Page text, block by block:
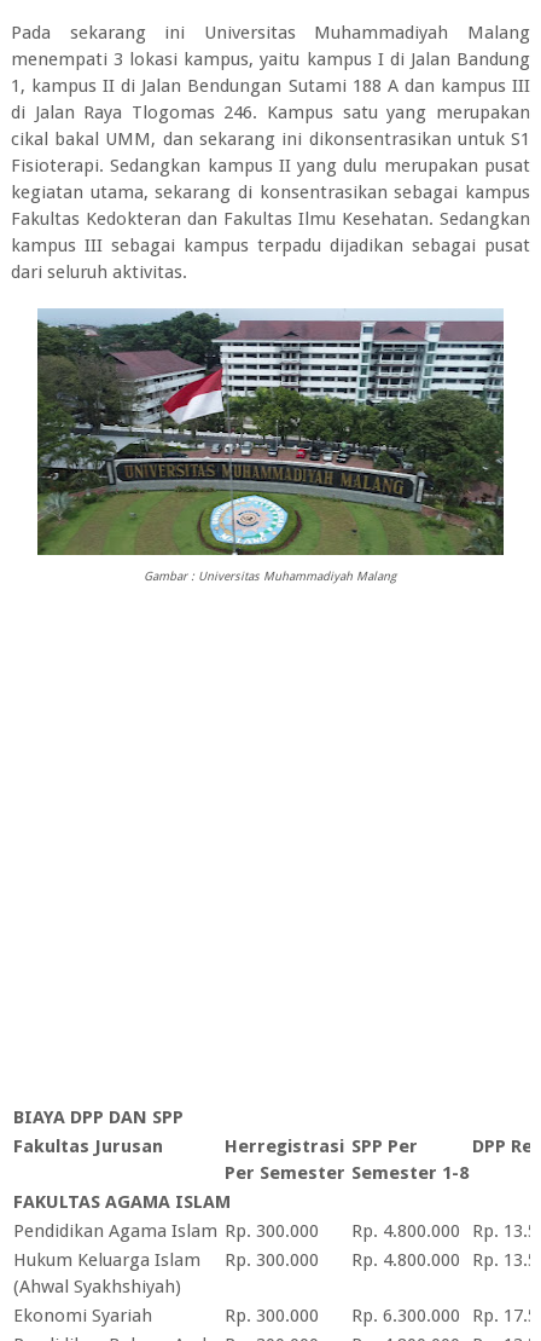
Pada sekarang ini Universitas Muhammadiyah Malang
menempati 3 lokasi kampus, yaitu kampus I di Jalan Bandung
1, kampus II di Jalan Bendungan Sutami 188 A dan kampus III
di Jalan Raya Tlogomas 246. Kampus satu yang merupakan
cikal bakal UMM, dan sekarang ini dikonsentrasikan untuk S1
Fisioterapi. Sedangkan kampus II yang dulu merupakan pusat
kegiatan utama, sekarang di konsentrasikan sebagai kampus
Fakultas Kedokteran dan Fakultas Ilmu Kesehatan. Sedangkan
kampus III sebagai kampus terpadu dijadikan sebagai pusat
dari seluruh aktivitas.
Gambar : Universitas Muhammadiyah Malang
BIAYA DPP DAN SPP
Fakultas Jurusan
Herregistrasi
Per Semester
SPP Per
Semester 1-8
DPP
FAKULTAS AGAMA ISLAM
Pendidikan Agama Islam Rp. 300.000 Rp. 4.800.000
Rp.
Hukum Keluarga Islam
(Ahwal Syakhshiyah)
Rp. 300.000 Rp. 4.800.000 Rp.
Ekonomi Syariah Rp. 300.000 Rp. 6.300.000
Rp.